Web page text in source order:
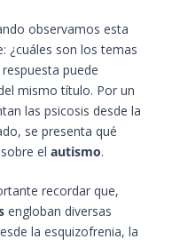
observamos esta
¿cuáles son los temas
respuesta puede
mismo título. Por un
las psicosis desde la
se presenta qué
el autismo.
recordar que,
engloban diversas
la esquizofrenia, la